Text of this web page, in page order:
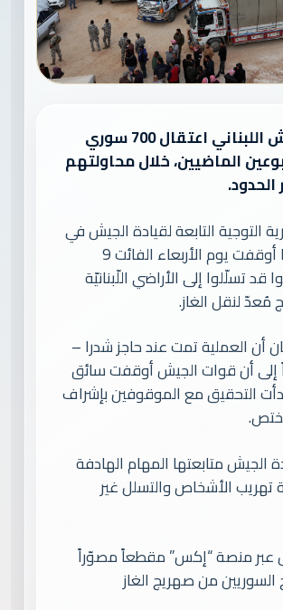
أعلن الجيش اللبناني اعتقال 700 سوري
الماضيين، خلال محاولتهم
الحدود.
التوجية التابعة لقيادة الجيش في
بيان لها أنها أوقفت يوم الأربعاء الفائت 9
قد تسلّلوا إلى الأراضي اللّبنانيّة
لنقل الغاز.
أن العملية تمت عند حاجز شدرا –
إلى أن قوات الجيش أوقفت سائق
التحقيق مع الموقوفين بإشراف
الجيش متابعتها المهام الهادفة
تهريب الأشخاص والتسلل غير
عبر منصة “إكس” مقطعاً مصوّراً
السوريين من صهريج الغاز